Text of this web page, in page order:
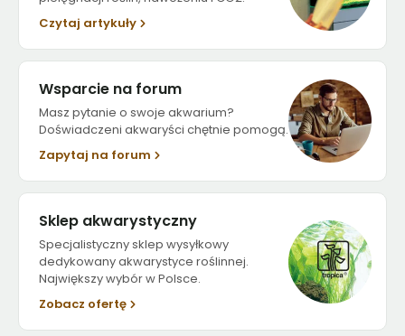
Czytaj artykuły
Wsparcie na forum
Masz pytanie o swoje akwarium?
Doświadczeni akwaryści chętnie pomogą.
Zapytaj na forum
Sklep akwarystyczny
Specjalistyczny sklep wysyłkowy
dedykowany akwarystyce roślinnej.
Największy wybór w Polsce.
Zobacz ofertę